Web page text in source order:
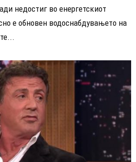
недостиг во енергетскиот
е обновен водоснабдувањето на